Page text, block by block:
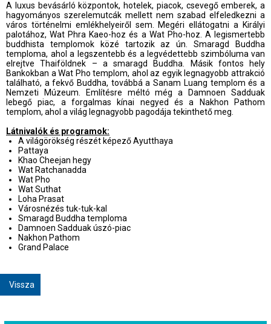
A luxus bevásárló központok, hotelek, piacok, csevegő emberek, a
hagyományos szerelemutcák mellett nem szabad elfeledkezni a
város történelmi emlékhelyeiről sem. Megéri ellátogatni a Királyi
palotához, Wat Phra Kaeo-hoz és a Wat Pho-hoz. A legismertebb
buddhista templomok közé tartozik az ún. Smaragd Buddha
temploma, ahol a legszentebb és a legvédettebb szimbóluma van
elrejtve Thaiföldnek – a smaragd Buddha. Másik fontos hely
Bankokban a Wat Pho templom, ahol az egyik legnagyobb attrakció
található, a fekvő Buddha, továbbá a Sanam Luang templom és a
Nemzeti Múzeum. Említésre méltó még a Damnoen Sadduak
lebegő piac, a forgalmas kínai negyed és a Nakhon Pathom
templom, ahol a világ legnagyobb pagodája tekinthető meg.
Látnivalók és programok:
A világörökség részét képező Ayutthaya
Pattaya
Khao Cheejan hegy
Wat Ratchanadda
Wat Pho
Wat Suthat
Loha Prasat
Városnézés tuk-tuk-kal
Smaragd Buddha temploma
Damnoen Sadduak úszó-piac
Nakhon Pathom
Grand Palace
Vissza